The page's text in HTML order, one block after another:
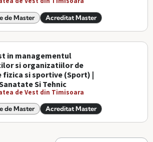
de Master Acreditat Master
in managementul
si organizatiilor de
fizica si sportive (Sport) |
Si Tehnic
de Vest din Timisoara
de Master Acreditat Master